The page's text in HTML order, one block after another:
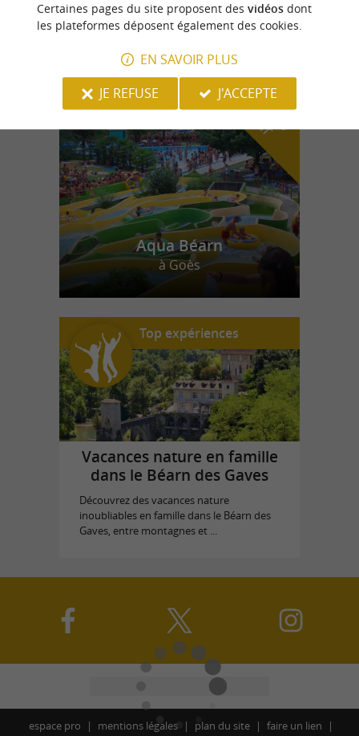
n
o
t
r
e
c
o
u
p
d
e
c
o
e
u
r
Aqua Béarn
à Goès
Top expériences
Vacances nature en famille
dans le Béarn des Gaves
Découvrez des vacances nature
inoubliables en famille dans le Béarn des
Gaves, entre montagnes et ...
espace pro mentions légales plan du site faire un lien
Certaines pages du site proposent des vidéosdont
les plateformes déposent également des cookies.
EN SAVOIR PLUS
JE REFUSE
J'ACCEPTE